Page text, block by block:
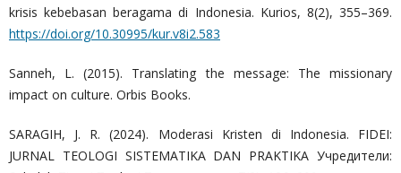
krisis kebebasan beragama di Indonesia. Kurios, 8(2), 355–369.
https://doi.org/10.30995/kur.v8i2.583
Sanneh, L. (2015). Translating the message: The missionary
impact on culture. Orbis Books.
SARAGIH, J. R. (2024). Moderasi Kristen di Indonesia. FIDEI:
JURNAL TEOLOGI SISTEMATIKA DAN PRAKTIKA Учредители: